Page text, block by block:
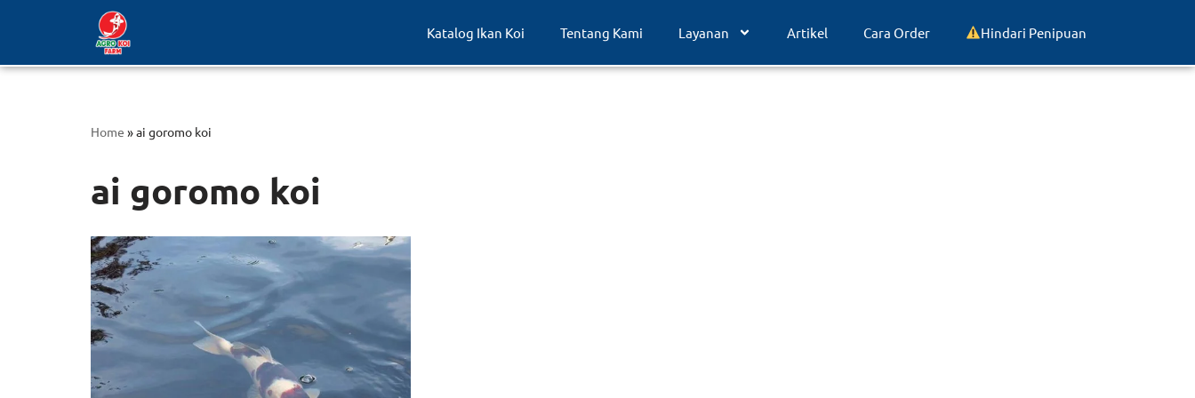
ke
Katalog Ikan Koi Tentang Kami Layanan Artikel Cara Order Hindari Penipuan
Home »ai goromo koi
ai goromo koi